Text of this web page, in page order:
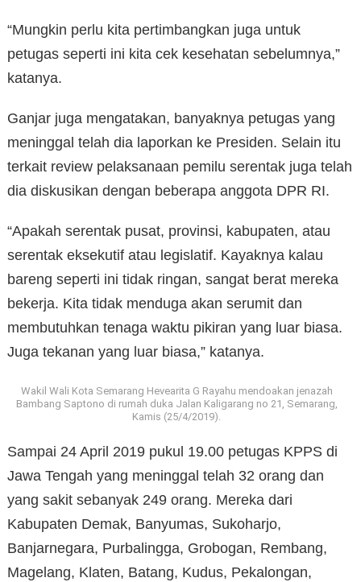
“Mungkin perlu kita pertimbangkan juga untuk
petugas seperti ini kita cek kesehatan sebelumnya,”
katanya.
Ganjar juga mengatakan, banyaknya petugas yang
meninggal telah dia laporkan ke Presiden. Selain itu
terkait review pelaksanaan pemilu serentak juga telah
dia diskusikan dengan beberapa anggota DPR RI.
“Apakah serentak pusat, provinsi, kabupaten, atau
serentak eksekutif atau legislatif. Kayaknya kalau
bareng seperti ini tidak ringan, sangat berat mereka
bekerja. Kita tidak menduga akan serumit dan
membutuhkan tenaga waktu pikiran yang luar biasa.
Juga tekanan yang luar biasa,” katanya.
Wakil Wali Kota Semarang Hevearita G Rayahu mendoakan jenazah
Bambang Saptono di rumah duka Jalan Kaligarang no 21, Semarang,
Kamis (25/4/2019).
Sampai 24 April 2019 pukul 19.00 petugas KPPS di
Jawa Tengah yang meninggal telah 32 orang dan
yang sakit sebanyak 249 orang. Mereka dari
Kabupaten Demak, Banyumas, Sukoharjo,
Banjarnegara, Purbalingga, Grobogan, Rembang,
Magelang, Klaten, Batang, Kudus, Pekalongan,